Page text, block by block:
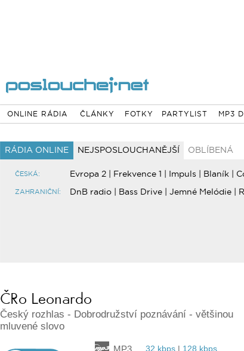
ONLINE RÁDIA ČLÁNKY FOTKY PARTYLIST MP3
RÁDIA ONLINE NEJSPOSLOUCHANĚJŠÍ OBLÍBENÁ
ČESKÁ: Evropa 2| Frekvence 1 | Impuls | Blaník|
ZAHRANIČNÍ: DnB radio| Bass Drive|Jemné Melódie|
ČRo Leonardo
Český rozhlas - Dobrodružství poznávání - většinou
mluvené slovo
MP3 32 kbps | 128 kbps